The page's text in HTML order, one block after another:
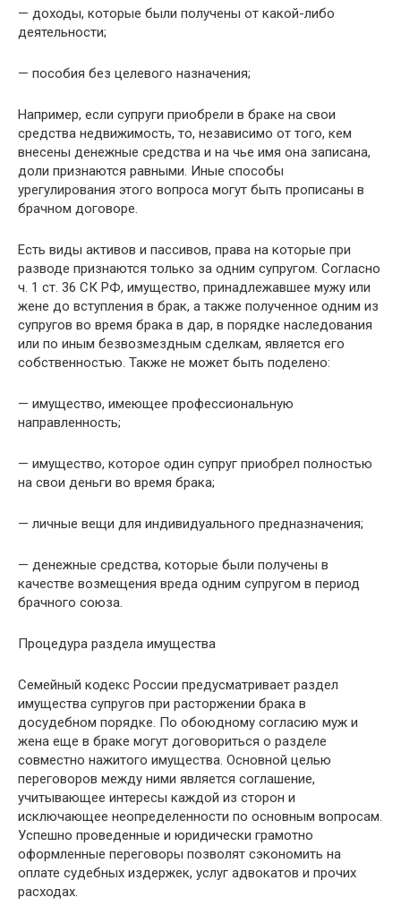
— доходы, которые были получены от какой-либо
деятельности;
— пособия без целевого назначения;
Например, если супруги приобрели в браке на свои
средства недвижимость, то, независимо от того, кем
внесены денежные средства и на чье имя она записана,
доли признаются равными. Иные способы
урегулирования этого вопроса могут быть прописаны в
брачном договоре.
Есть виды активов и пассивов, права на которые при
разводе признаются только за одним супругом. Согласно
ч. 1 ст. 36 СК РФ, имущество, принадлежавшее мужу или
жене до вступления в брак, а также полученное одним из
супругов во время брака в дар, в порядке наследования
или по иным безвозмездным сделкам, является его
собственностью. Также не может быть поделено:
— имущество, имеющее профессиональную
направленность;
— имущество, которое один супруг приобрел полностью
на свои деньги во время брака;
— личные вещи для индивидуального предназначения;
— денежные средства, которые были получены в
качестве возмещения вреда одним супругом в период
брачного союза.
Процедура раздела имущества
Семейный кодекс России предусматривает раздел
имущества супругов при расторжении брака в
досудебном порядке. По обоюдному согласию муж и
жена еще в браке могут договориться о разделе
совместно нажитого имущества. Основной целью
переговоров между ними является соглашение,
учитывающее интересы каждой из сторон и
исключающее неопределенности по основным вопросам.
Успешно проведенные и юридически грамотно
оформленные переговоры позволят сэкономить на
оплате судебных издержек, услуг адвокатов и прочих
расходах.